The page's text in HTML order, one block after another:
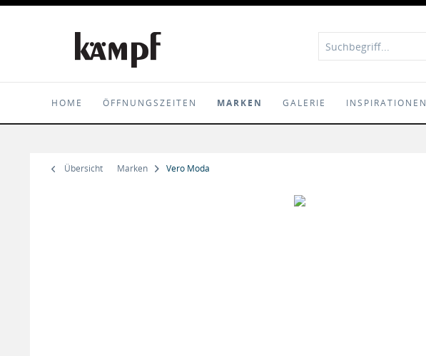
HOME ÖFFNUNGSZEITEN MARKEN GALERIE INSPIRATIONEN
Übersicht Marken Vero Moda